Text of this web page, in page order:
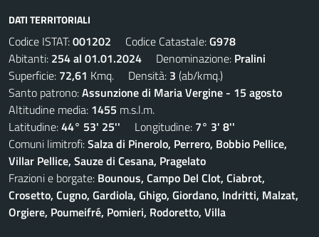
DATI TERRITORIALI
Codice ISTAT:001202 Codice Catastale:G978
Abitanti: 254 al 01.01.2024 Denominazione: Pralini
Superficie: 72,61 Kmq. Densità: 3 (ab/kmq.)
Santo patrono:Assunzione di Maria Vergine - 15 agosto
Altitudine media: 1455 m.s.l.m.
Latitudine:44° 53' 25'' Longitudine: 7° 3' 8''
Comuni limitrofi:Salza di Pinerolo, Perrero, Bobbio Pellice,
Villar Pellice, Sauze di Cesana, Pragelato
Frazioni e borgate: Bounous, Campo Del Clot, Ciabrot,
Crosetto, Cugno, Gardiola, Ghigo, Giordano, Indritti, Malzat,
Orgiere, Poumeifré, Pomieri, Rodoretto, Villa